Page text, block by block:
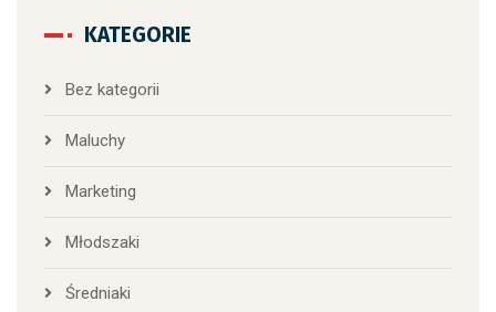
KATEGORIE
Bez kategorii
Maluchy
Marketing
Młodszaki
Średniaki